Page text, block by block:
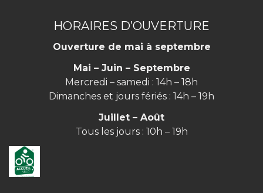
HORAIRES D’OUVERTURE
Ouverture de mai à septembre
Mai – Juin – Septembre
Mercredi – samedi : 14h – 18h
Dimanches et jours fériés : 14h – 19h
Juillet – Août
Tous les jours : 10h – 19h